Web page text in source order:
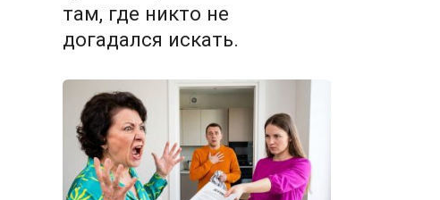
там, где никто не
догадался искать.